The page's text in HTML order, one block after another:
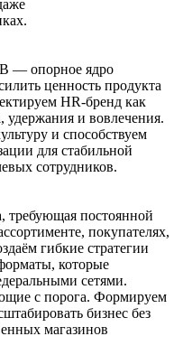
— опорное ядро
ценность продукта
HR-бренд как
и вовлечения.
и способствуем
для стабильной
сотрудников.
требующая постоянной
покупателях,
гибкие стратегии
которые
сетями.
с порога. Формируем
бизнес без
магазинов